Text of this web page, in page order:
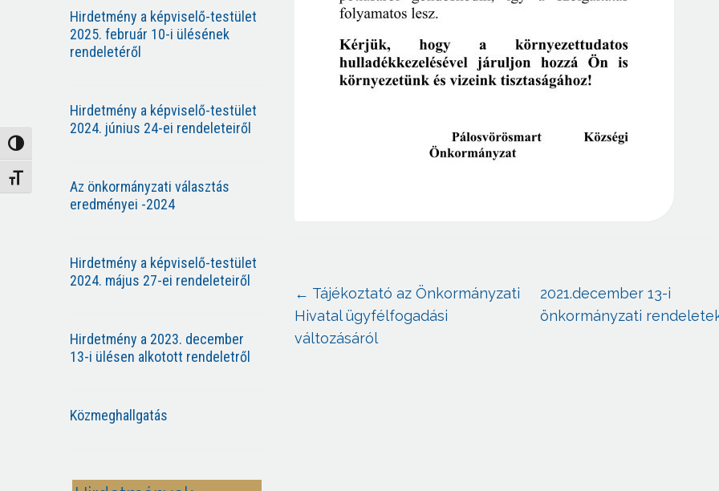
Nagy kontraszt váltása
Betűméret váltása
Hirdetmény a képviselő-testület
2025. február 10-i ülésének
rendeletéről
Hirdetmény a képviselő-testület
2024. június 24-ei rendeleteiről
Az önkormányzati választás
eredményei -2024
Hirdetmény a képviselő-testület
2024. május 27-ei rendeleteiről
Hirdetmény a 2023. december
13-i ülésen alkotott rendeletről
Közmeghallgatás
← Tájékoztató az Önkormányzati
Hivatal ügyfélfogadási
változásáról
2021.december 13-i
önkormányzati